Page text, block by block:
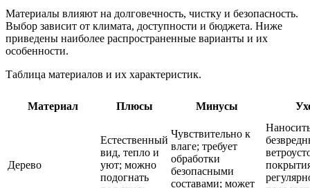
Материалы влияют на долговечность, чистку и безопасность.
Выбор зависит от климата, доступности и бюджета. Ниже
приведены наиболее распространенные варианты и их
особенности.
Таблица материалов и их характеристик.
Материал Плюсы Минусы
Дерево
Естественный
вид, тепло и
уют; можно
подогнать
Чувствительно к
влаге; требует
обработки
безопасными
составами; может